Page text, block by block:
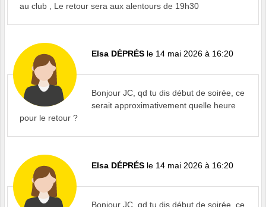
au club , Le retour sera aux alentours de 19h30
Elsa DÉPRÉS le 14 mai 2026 à 16:20
Bonjour JC, qd tu dis début de soirée, ce
serait approximativement quelle heure
pour le retour ?
Elsa DÉPRÉS le 14 mai 2026 à 16:20
Bonjour JC, qd tu dis début de soirée, ce